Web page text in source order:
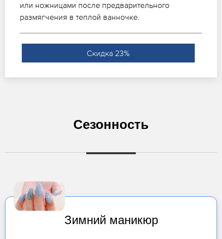
или ножницами после предварительного
размягчения в теплой ванночке.
Скидка 23%
Сезонность
Зимний маникюр